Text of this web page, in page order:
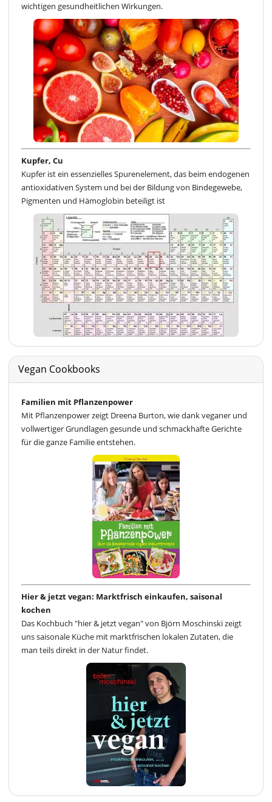
wichtigen gesundheitlichen Wirkungen.
Kupfer, Cu
Kupfer ist ein essenzielles Spurenelement, das beim endogenen
antioxidativen System und bei der Bildung von Bindegewebe,
Pigmenten und Hämoglobin beteiligt ist
Vegan Cookbooks
Familien mit Pflanzenpower
Mit Pflanzenpower zeigt Dreena Burton, wie dank veganer und
vollwertiger Grundlagen gesunde und schmackhafte Gerichte
für die ganze Familie entstehen.
Hier & jetzt vegan: Marktfrisch einkaufen, saisonal
kochen
Das Kochbuch "hier & jetzt vegan" von Björn Moschinski zeigt
uns saisonale Küche mit marktfrischen lokalen Zutaten, die
man teils direkt in der Natur findet.